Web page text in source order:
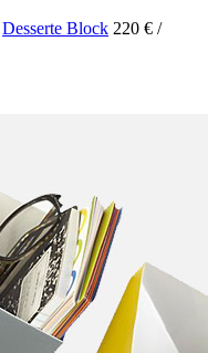
Desserte Block 220 € /